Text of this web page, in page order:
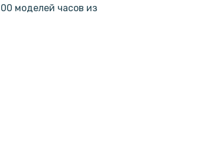
моделей часов из